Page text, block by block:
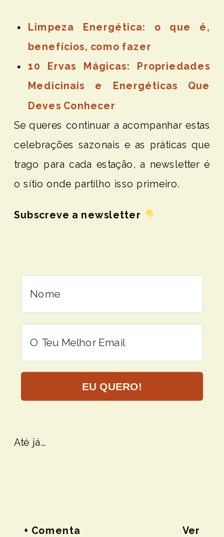
Limpeza Energética: o que é,
benefícios, como fazer
10 Ervas Mágicas: Propriedades
Medicinais e Energéticas Que
Deves Conhecer
Se queres continuar a acompanhar estas
celebrações sazonais e as práticas que
trago para cada estação, a newsletter é
o sítio onde partilho isso primeiro.
Subscreve a newsletter
EU QUERO!
Até já…
Ver
+ Comenta